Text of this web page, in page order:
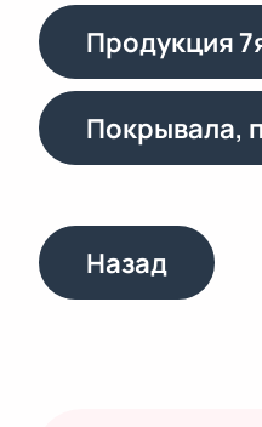
Продукция
Покрывала,
Назад